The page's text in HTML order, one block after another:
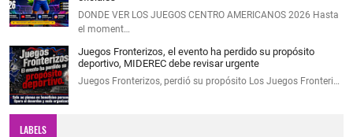
DONDE VER LOS JUEGOS CENTRO AMERICANOS 2026 Hasta
el moment…
Juegos Fronterizos, el evento ha perdido su propósito
deportivo, MIDEREC debe revisar urgente
Juegos Fronterizos, perdió su propósito Los Juegos Fronteri…
LABELS